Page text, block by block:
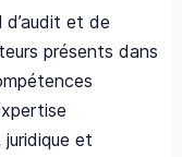
d’audit et de
présents dans
et